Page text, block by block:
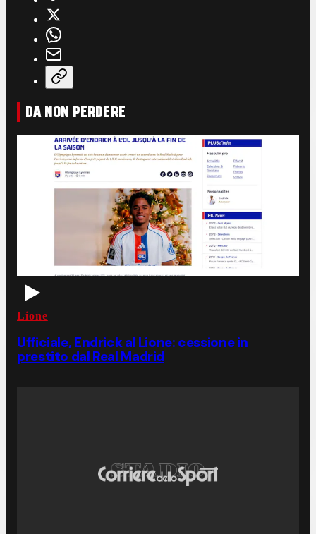
DA NON PERDERE
Lione
Ufficiale, Endrick al Lione: cessione in
prestito dal Real Madrid